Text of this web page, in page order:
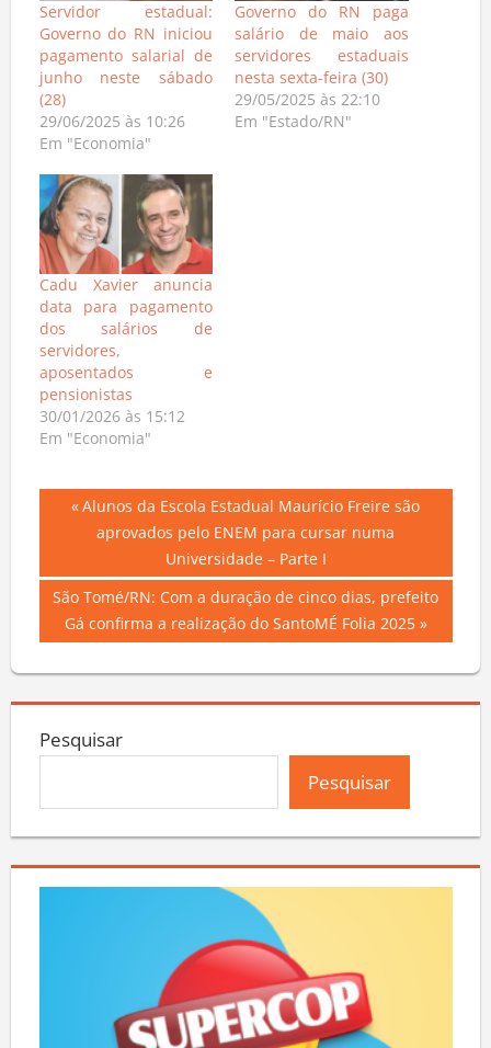
Servidor estadual:
Governo do RN iniciou
pagamento salarial de
junho neste sábado
(28)
29/06/2025 às 10:26
Em "Economia"
Governo do RN paga
salário de maio aos
servidores estaduais
nesta sexta-feira (30)
29/05/2025 às 22:10
Em "Estado/RN"
Cadu Xavier anuncia
data para pagamento
dos salários de
servidores,
aposentados e
pensionistas
30/01/2026 às 15:12
Em "Economia"
Navegação
Post
Previous
Post:
Alunos da Escola Estadual Maurício Freire são
aprovados pelo ENEM para cursar numa
Universidade – Parte I
Next
Post:
São Tomé/RN: Com a duração de cinco dias, prefeito
Gá confirma a realização do SantoMÉ Folia 2025
Pesquisar
Pesquisar